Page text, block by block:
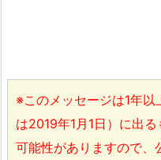
※このメッセージは1年
は2019年1月1日）に出
可能性がありますので、